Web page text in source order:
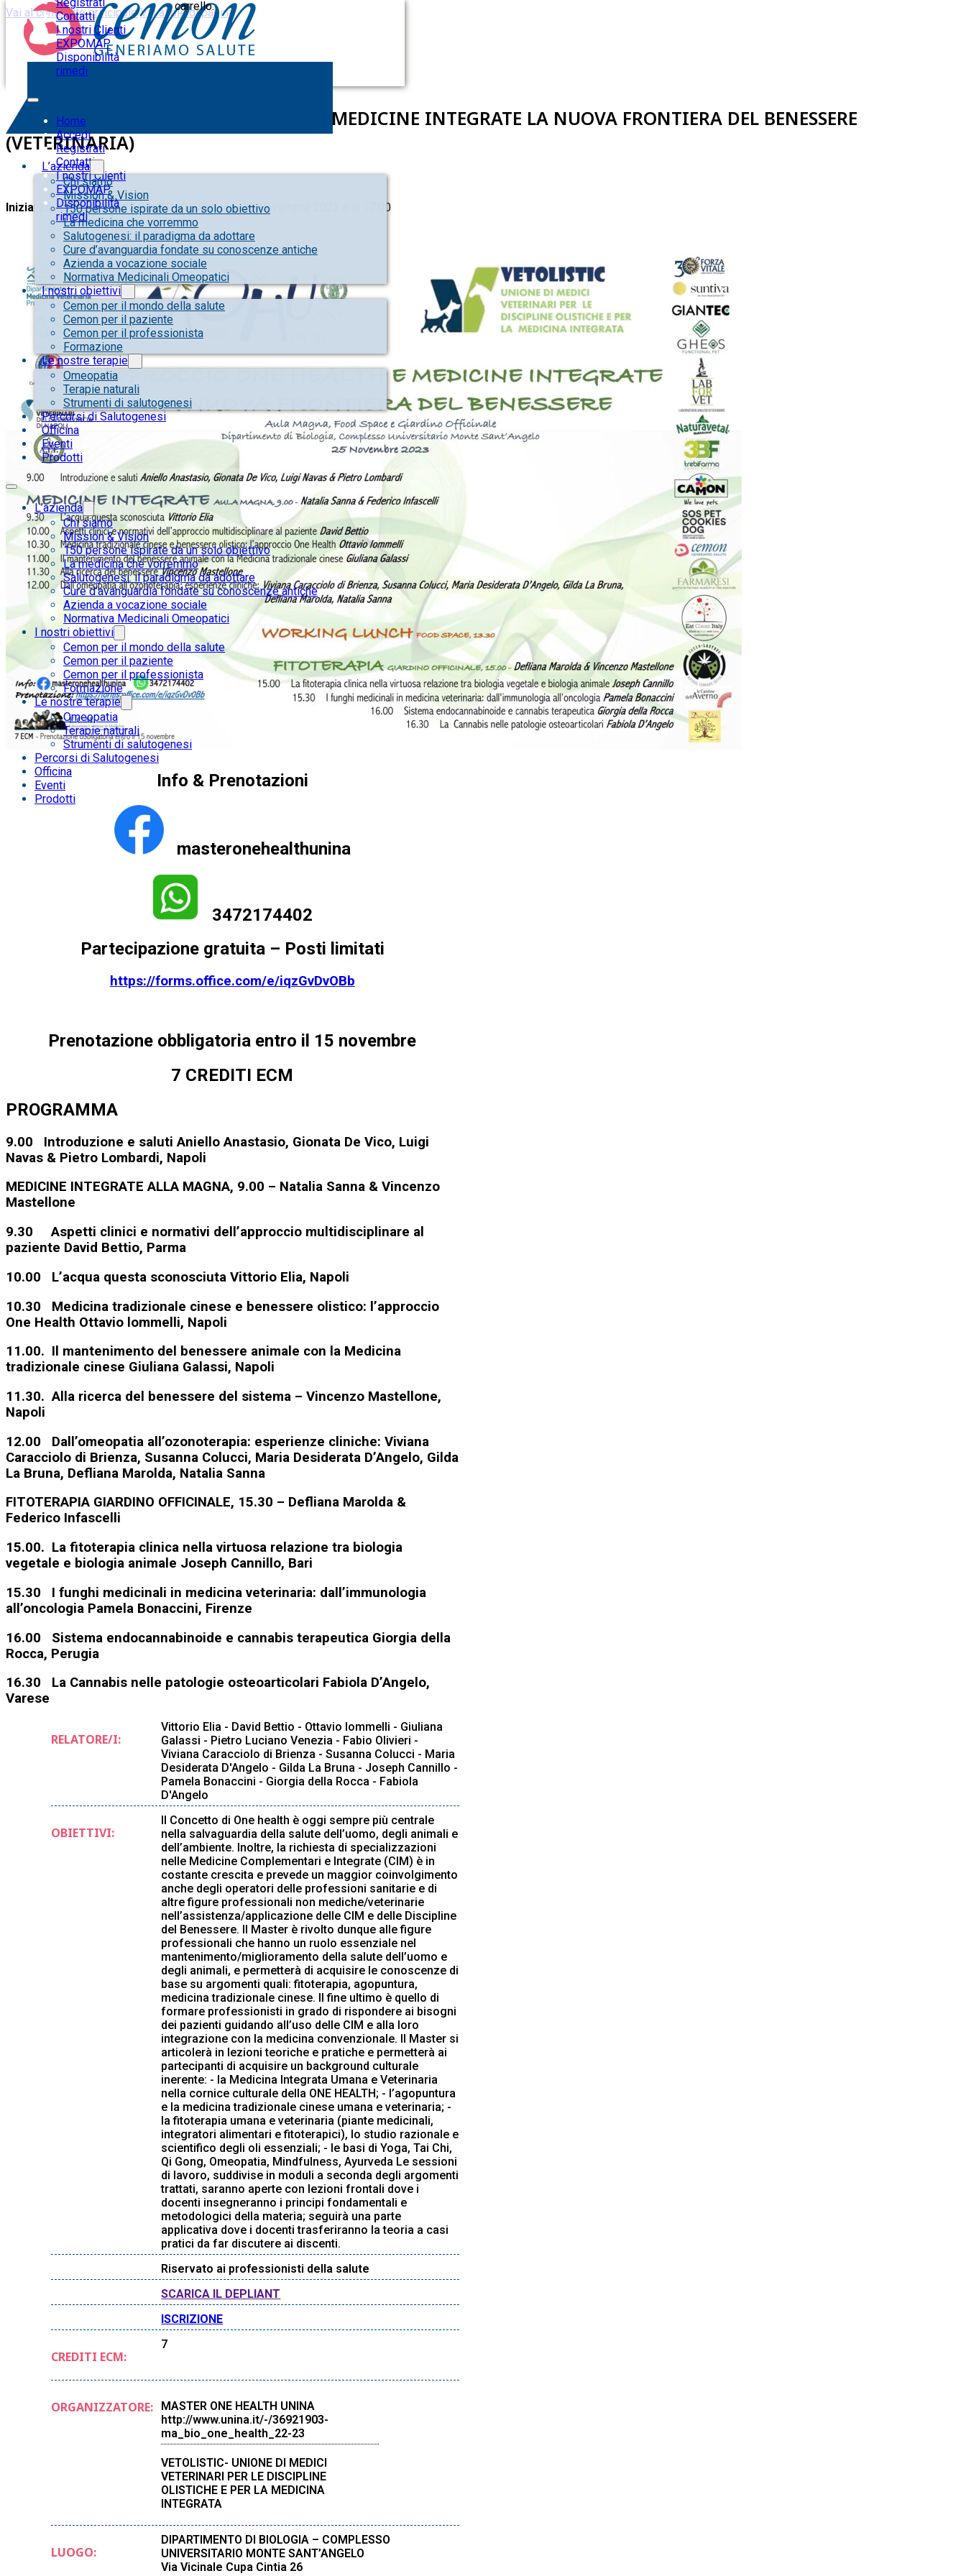
Vai al contenuto principale Vai al piè di pagina
Contatti
I nostri Clienti
EXPOMAP
Disponibilità
rimedi
Home
Accedi
Registrati
Contatti
I nostri Clienti
EXPOMAP
Disponibilità
rimedi
carrello.
L’azienda
Chi siamo
Mission & Vision
150 persone ispirate da un solo obiettivo
La medicina che vorremmo
Salutogenesi: il paradigma da adottare
Cure d’avanguardia fondate su conoscenze antiche
Azienda a vocazione sociale
Normativa Medicinali Omeopatici
I nostri obiettivi
Cemon per il mondo della salute
Cemon per il paziente
Cemon per il professionista
Formazione
Le nostre terapie
Omeopatia
Terapie naturali
Strumenti di salutogenesi
Percorsi di Salutogenesi
Officina
Eventi
Prodotti
L’azienda
Chi siamo
Mission & Vision
150 persone ispirate da un solo obiettivo
La medicina che vorremmo
Salutogenesi: il paradigma da adottare
Cure d’avanguardia fondate su conoscenze antiche
Azienda a vocazione sociale
Normativa Medicinali Omeopatici
I nostri obiettivi
Cemon per il mondo della salute
Cemon per il paziente
Cemon per il professionista
Formazione
Le nostre terapie
Omeopatia
Terapie naturali
Strumenti di salutogenesi
Percorsi di Salutogenesi
Officina
Eventi
Prodotti
NAPOLI – APPROCCIO ONE HEALTH E MEDICINE INTEGRATE LA NUOVA FRONTIERA DEL BENESSERE
(VETERINARIA)
Inizia: 25 Novembre 2023 alle 09:00 / Finisce: 25 Novembre 2023 alle 17:00
Info & Prenotazioni
masteronehealthunina
3472174402
Partecipazione gratuita – Posti limitati
https://forms.office.com/e/iqzGvDvOBb
Prenotazione obbligatoria entro il 15 novembre
7 CREDITI ECM
PROGRAMMA
9.00 Introduzione e saluti Aniello Anastasio, Gionata De Vico, Luigi
Navas & Pietro Lombardi, Napoli
MEDICINE INTEGRATE ALLA MAGNA, 9.00 – Natalia Sanna & Vincenzo
Mastellone
9.30 Aspetti clinici e normativi dell’approccio multidisciplinare al
paziente David Bettio, Parma
10.00 L’acqua questa sconosciuta Vittorio Elia, Napoli
10.30 Medicina tradizionale cinese e benessere olistico: l’approccio
One Health Ottavio lommelli, Napoli
11.00. Il mantenimento del benessere animale con la Medicina
tradizionale cinese Giuliana Galassi, Napoli
11.30. Alla ricerca del benessere del sistema – Vincenzo Mastellone,
Napoli
12.00 Dall’omeopatia all’ozonoterapia: esperienze cliniche: Viviana
Caracciolo di Brienza, Susanna Colucci, Maria Desiderata D’Angelo, Gilda
La Bruna, Defliana Marolda, Natalia Sanna
FITOTERAPIA GIARDINO OFFICINALE, 15.30 – Defliana Marolda &
Federico Infascelli
15.00. La fitoterapia clinica nella virtuosa relazione tra biologia
vegetale e biologia animale Joseph Cannillo, Bari
15.30 I funghi medicinali in medicina veterinaria: dall’immunologia
all’oncologia Pamela Bonaccini, Firenze
16.00 Sistema endocannabinoide e cannabis terapeutica Giorgia della
Rocca, Perugia
16.30 La Cannabis nelle patologie osteoarticolari Fabiola D’Angelo,
Varese
RELATORE/I:
Vittorio Elia - David Bettio - Ottavio Iommelli - Giuliana
Galassi - Pietro Luciano Venezia - Fabio Olivieri -
Viviana Caracciolo di Brienza - Susanna Colucci - Maria
Desiderata D'Angelo - Gilda La Bruna - Joseph Cannillo -
Pamela Bonaccini - Giorgia della Rocca - Fabiola
D'Angelo
OBIETTIVI:
Il Concetto di One health è oggi sempre più centrale
nella salvaguardia della salute dell’uomo, degli animali e
dell’ambiente. Inoltre, la richiesta di specializzazioni
nelle Medicine Complementari e Integrate (CIM) è in
costante crescita e prevede un maggior coinvolgimento
anche degli operatori delle professioni sanitarie e di
altre figure professionali non mediche/veterinarie
nell’assistenza/applicazione delle CIM e delle Discipline
del Benessere. Il Master è rivolto dunque alle figure
professionali che hanno un ruolo essenziale nel
mantenimento/miglioramento della salute dell’uomo e
degli animali, e permetterà di acquisire le conoscenze di
base su argomenti quali: fitoterapia, agopuntura,
medicina tradizionale cinese. Il fine ultimo è quello di
formare professionisti in grado di rispondere ai bisogni
dei pazienti guidando all’uso delle CIM e alla loro
integrazione con la medicina convenzionale. Il Master si
articolerà in lezioni teoriche e pratiche e permetterà ai
partecipanti di acquisire un background culturale
inerente: - la Medicina Integrata Umana e Veterinaria
nella cornice culturale della ONE HEALTH; - l’agopuntura
e la medicina tradizionale cinese umana e veterinaria; -
la fitoterapia umana e veterinaria (piante medicinali,
integratori alimentari e fitoterapici), lo studio razionale e
scientifico degli oli essenziali; - le basi di Yoga, Tai Chi,
Qi Gong, Omeopatia, Mindfulness, Ayurveda Le sessioni
di lavoro, suddivise in moduli a seconda degli argomenti
trattati, saranno aperte con lezioni frontali dove i
docenti insegneranno i principi fondamentali e
metodologici della materia; seguirà una parte
applicativa dove i docenti trasferiranno la teoria a casi
pratici da far discutere ai discenti.
Riservato ai professionisti della salute
SCARICA IL DEPLIANT
ISCRIZIONE
CREDITI ECM:
7
ORGANIZZATORE:
MASTER ONE HEALTH UNINA
http://www.unina.it/-/36921903-
ma_bio_one_health_22-23
VETOLISTIC- UNIONE DI MEDICI
VETERINARI PER LE DISCIPLINE
OLISTICHE E PER LA MEDICINA
INTEGRATA
LUOGO:
DIPARTIMENTO DI BIOLOGIA – COMPLESSO
UNIVERSITARIO MONTE SANT’ANGELO
Via Vicinale Cupa Cintia 26